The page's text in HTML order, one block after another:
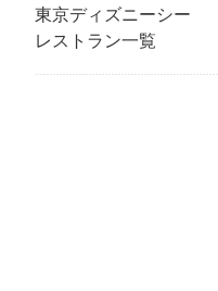
東京ディズニーシー
レストラン一覧